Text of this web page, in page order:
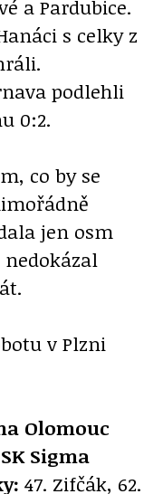
a Pardubice.
s celky z
podlehli
0:2.
co by se
jen osm
v Plzni
Olomouc
Sigma
47. Zifčák, 62.